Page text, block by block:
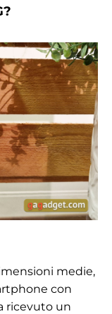
?
medie,
con
ricevuto un